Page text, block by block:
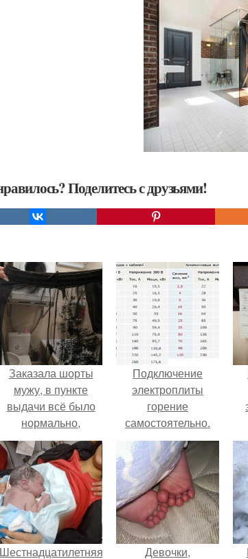
Поделитесь с друзьями!
Заказала шорты
мужу, в пункте
выдачи всё было
нормально,
примерил все
хорошо, ничего не
предвещало беды.
Подключение
электроплиты
горение
самостоятельно.
Самостоятельное
подключение
электрической
плиты
Шестнадцатилетняя Девочки,